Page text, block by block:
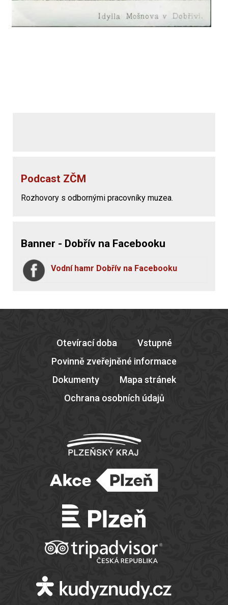
Podcast ZČM
Rozhovory s odbornými pracovníky muzea.
Banner - Dobřív na Facebooku
Vodní hamr Dobřív na Facebooku
Otevírací doba
Vstupné
Povinně zveřejněné informace
Dokumenty
Mapa stránek
Ochrana osobních údajů